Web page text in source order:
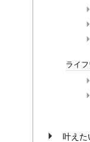
ライ
叶えた